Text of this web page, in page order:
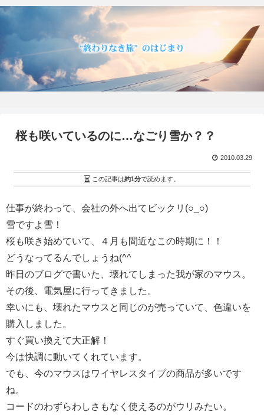
桜も咲いているのに…なごり雪か？？
2010.03.29
この記事は約1分で読めます。
仕事が終わって、会社の外へ出てビックリ(○_○)
雪ですよ雪！
桜も咲き始めていて、４月も間近なこの時期に！！
どうなってるんでしょうね(^^ゞ
昨日のブログで書いた、壊れてしまった我が家のマウス。
その後、電気屋に行ってきました。
幸いにも、壊れたマウスと同じのが売っていて、色違いを
購入しました。
すぐ買い換えて大正解！
今は快調に動いてくれています。
でも、今のマウスはワイヤレスタイプの商品が多いです
ね。
コードのわずらわしさもなく使えるのがウリみたい。